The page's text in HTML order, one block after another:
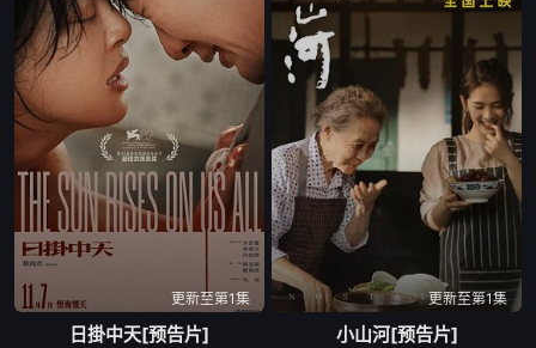
更新至第1集
日掛中天[预告片]
更新至第1集
小山河[预告片]